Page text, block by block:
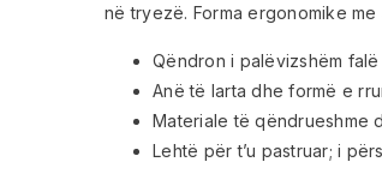
në tryezë. Forma ergonomike
Qëndron i palëvizshëm
Anë të larta dhe formë e
Materiale të qëndrueshme
Lehtë për t’u pastruar; i